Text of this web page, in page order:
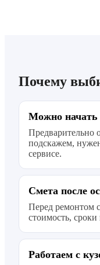
Почему
Можно начать
Предварительно
подскажем,
сервисе.
Смета после
Перед ремонтом
стоимость,
Работаем с